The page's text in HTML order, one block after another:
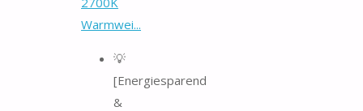
Warmwei...
💡
[Energiesparend
&